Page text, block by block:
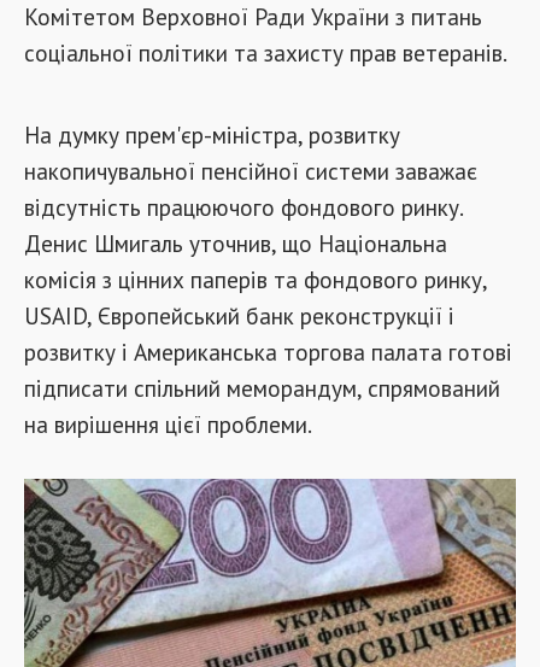
Комітетом Верховної Ради України з питань
соціальної політики та захисту прав ветеранів.
На думку прем'єр-міністра, розвитку
накопичувальної пенсійної системи заважає
відсутність працюючого фондового ринку.
Денис Шмигаль уточнив, що Національна
комісія з цінних паперів та фондового ринку,
USAID, Європейський банк реконструкції і
розвитку і Американська торгова палата готові
підписати спільний меморандум, спрямований
на вирішення цієї проблеми.